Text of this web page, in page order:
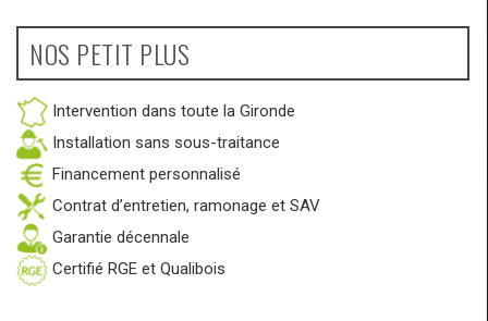
NOS PETIT PLUS
Intervention dans toute la Gironde
Installation sans sous-traitance
Financement personnalisé
Contrat d’entretien, ramonage et SAV
Garantie décennale
Certifié RGE et Qualibois